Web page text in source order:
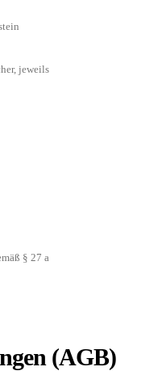
jeweils
§ 27 a
(AGB)